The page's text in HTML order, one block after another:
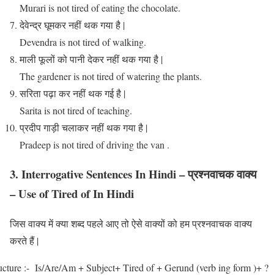
Murari is not tired of eating the chocolate.
देवेन्द्र घूमकर नहीं थक गया है |
Devendra is not tired of walking.
माली फूलों को पानी देकर नहीं थक गया है |
The gardener is not tired of watering the plants.
सरिता पढ़ा कर नहीं थक गई है |
Sarita is not tired of teaching.
प्रदीप गाड़ी चलाकर नहीं थक गया है |
Pradeep is not tired of driving the van .
3. Interrogative Sentences In Hindi – प्रश्नवाचक वाक्य
– Use of Tired of In Hindi
जिस वाक्य में क्या शब्द पहले आए तो ऐसे वाक्यों को हम प्रश्नवाचक वाक्य
करते हैं |
:- Is/Are/Am + Subject+ Tired of + Gerund (verb ing form )+ ?